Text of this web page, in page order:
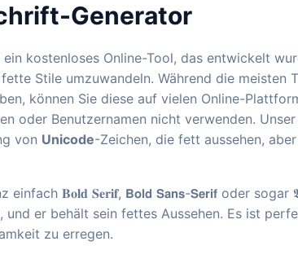
Generator
ein kostenloses Online-Tool, das entwickelt
Stile umzuwandeln. Während die meisten
können Sie diese auf vielen Online-
oder Benutzernamen nicht verwenden.
von Unicode-Zeichen, die fett aussehen,
𝐁𝐨𝐥𝐝 𝐒𝐞𝐫𝐢𝐟, 𝗕𝗼𝗹𝗱 𝗦𝗮𝗻𝘀-𝗦𝗲𝗿𝗶𝗳 oder sogar
und er behält sein fettes Aussehen. Es ist
zu erregen.